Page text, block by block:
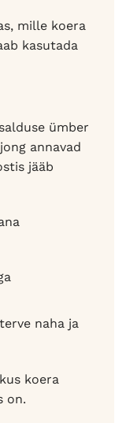
mille koera
kasutada
ümber
annavad
jääb
naha ja
koera
on.